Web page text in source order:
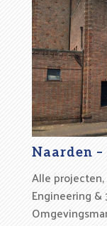
Naarden –
Alle projecten,
Engineering